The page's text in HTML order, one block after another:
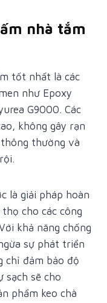
nhà tắm
tốt nhất là các
như Epoxy
G9000. Các
không gây rạn
thường và
là giải pháp hoàn
cho các công
khả năng chống
sự phát triển
chỉ đảm bảo độ
sạch sẽ cho
phẩm keo chà